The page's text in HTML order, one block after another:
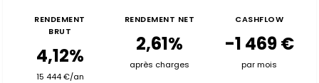
RENDEMENT
BRUT
4,12%
15 444 €/an
RENDEMENT NET
2,61%
après charges
CASHFLOW
-1 469 €
par mois